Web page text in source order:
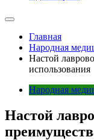
Главная
Народная
Настой
использования
Народная
Настой